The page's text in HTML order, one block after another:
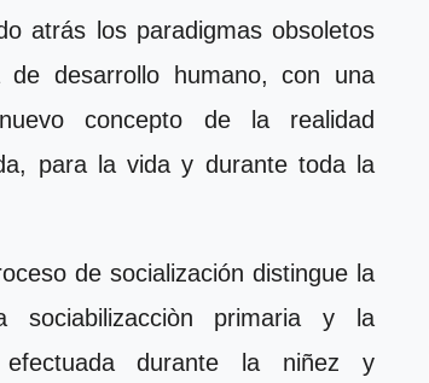
atrás los paradigmas obsoletos
desarrollo humano, con una
concepto de la realidad
para la vida y durante toda la
de socialización distingue la
sociabilizacciòn primaria y la
efectuada durante la niñez y